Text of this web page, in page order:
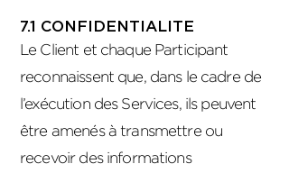
7.1 CONFIDENTIALITE
Le Client et chaque Participant
reconnaissent que, dans le cadre de
l’exécution des Services, ils peuvent
être amenés à transmettre ou
recevoir des informations